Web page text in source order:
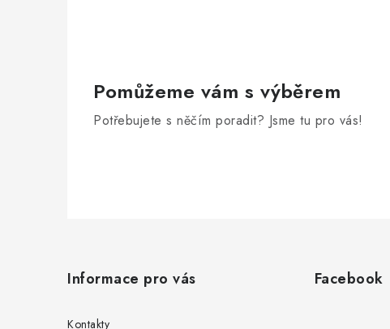
Pomůžeme vám s výběrem
Potřebujete s něčím poradit? Jsme tu pro vás!
Informace pro vás
Kontakty
Facebook